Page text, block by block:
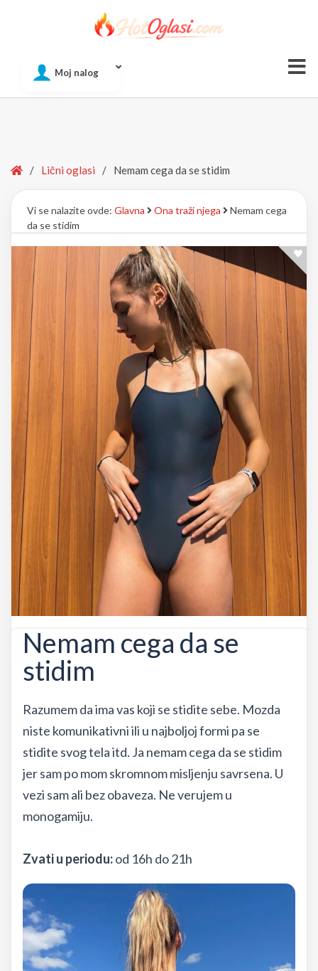
Moj nalog
Home
/ Lični oglasi / Nemam cega da se stidim
Vi se nalazite ovde: Glavna Ona traži njega
Nemam cega
da se stidim
Nemam cega da se
stidim
Razumem da ima vas koji se stidite sebe. Mozda
niste komunikativni ili u najboljoj formi pa se
stidite svog tela itd. Ja nemam cega da se stidim
jer sam po mom skromnom misljenju savrsena. U
vezi sam ali bez obaveza. Ne verujem u
monogamiju.
Zvati u periodu:od 16h do 21h